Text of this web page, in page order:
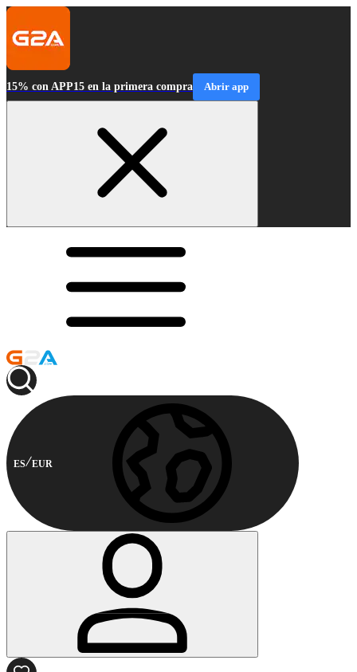
15% con APP15 en la primera compra Abrir app
ES EUR